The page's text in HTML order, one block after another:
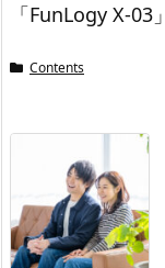
「FunLogy X-03」
Contents